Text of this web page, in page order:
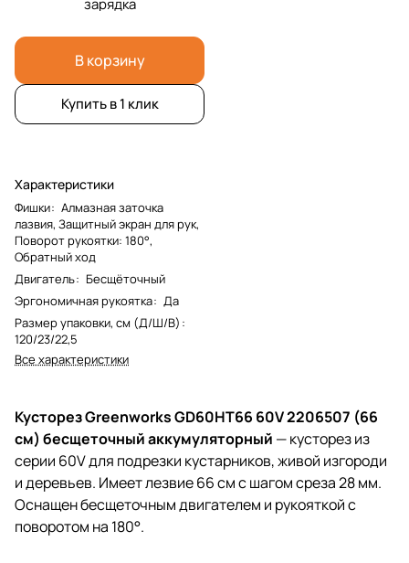
зарядка
В корзину
Купить в 1 клик
Характеристики
Фишки: Алмазная заточка
лазвия, Защитный экран для рук,
Поворот рукоятки: 180°,
Обратный ход
Двигатель: Бесщёточный
Эргономичная рукоятка: Да
Размер упаковки, см (Д/Ш/В) :
120/23/22,5
Все характеристики
Кусторез Greenworks GD60HT66 60V 2206507 (66
см) бесщеточный аккумуляторный — кусторез из
серии 60V для подрезки кустарников, живой изгороди
и деревьев. Имеет лезвие 66 см с шагом среза 28 мм.
Оснащен бесщеточным двигателем и рукояткой с
поворотом на 180°.